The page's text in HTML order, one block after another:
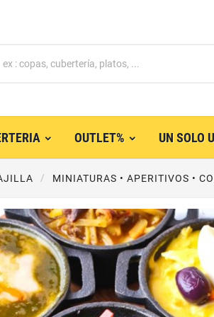
OUTLET% UN SOLO
MINIATURAS • APERITIVOS •